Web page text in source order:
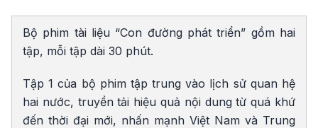
Bộ phim tài liệu “Con đường phát triển” gồm hai
tập, mỗi tập dài 30 phút.
Tập 1 của bộ phim tập trung vào lịch sử quan hệ
hai nước, truyền tải hiệu quả nội dung từ quá khứ
đến thời đại mới, nhấn mạnh Việt Nam và Trung